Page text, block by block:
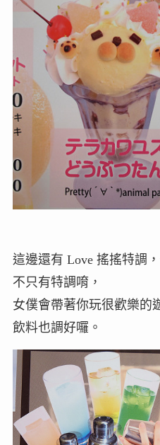
這邊還有 Love 搖搖特調
不只有特調唷，
女僕會帶著你玩很歡樂的
飲料也調好囉。